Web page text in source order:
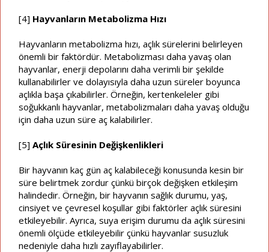
[4] Hayvanların Metabolizma Hızı
Hayvanların metabolizma hızı, açlık sürelerini belirleyen
önemli bir faktördür. Metabolizması daha yavaş olan
hayvanlar, enerji depolarını daha verimli bir şekilde
kullanabilirler ve dolayısıyla daha uzun süreler boyunca
açlıkla başa çıkabilirler. Örneğin, kertenkeleler gibi
soğukkanlı hayvanlar, metabolizmaları daha yavaş olduğu
için daha uzun süre aç kalabilirler.
[5] Açlık Süresinin Değişkenlikleri
Bir hayvanın kaç gün aç kalabileceği konusunda kesin bir
süre belirtmek zordur çünkü birçok değişken etkileşim
halindedir. Örneğin, bir hayvanın sağlık durumu, yaş,
cinsiyet ve çevresel koşullar gibi faktörler açlık süresini
etkileyebilir. Ayrıca, suya erişim durumu da açlık süresini
önemli ölçüde etkileyebilir çünkü hayvanlar susuzluk
nedeniyle daha hızlı zayıflayabilirler.